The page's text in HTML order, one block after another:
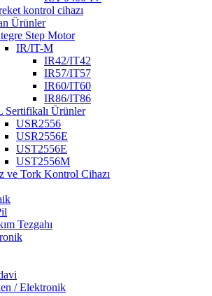
kontrol cihazı
Ürünler
Step Motor
IR/IT-M
IR42/IT42
IR57/IT57
IR60/IT60
IR86/IT86
Sertifikalı Ürünler
USR2556
USR2556E
UST2556E
UST2556M
ve Tork Kontrol Cihazı
Tezgahı
/ Elektronik